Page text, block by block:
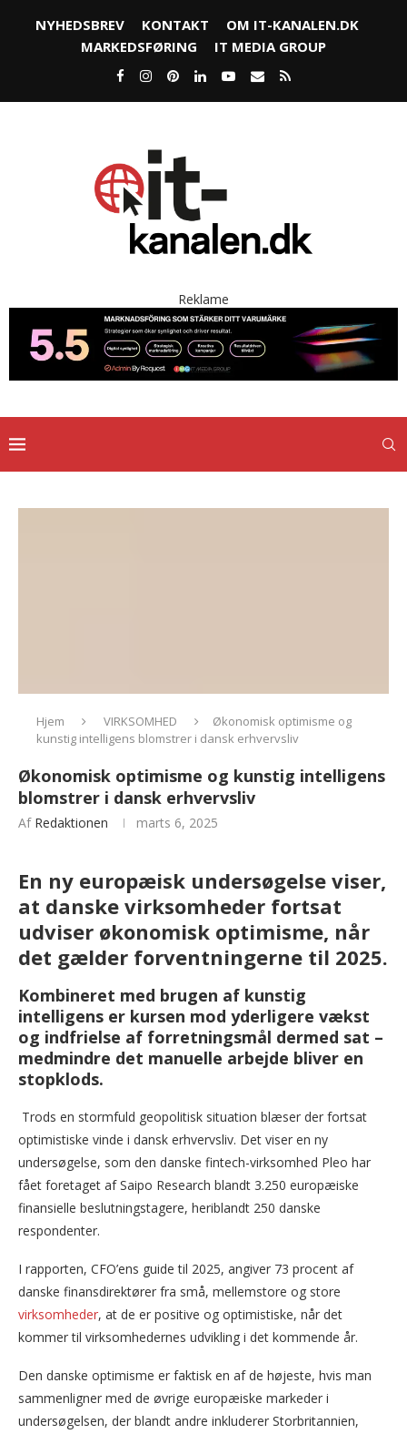
NYHEDSBREV KONTAKT
OM IT-KANALEN.DK
MARKEDSFØRING
IT MEDIA GROUP
Reklame
Hjem VIRKSOMHED
Økonomisk optimisme og
kunstig intelligens blomstrer i dansk erhvervsliv
Økonomisk optimisme og kunstig intelligens
blomstrer i dansk erhvervsliv
Af Redaktionen marts 6, 2025
En ny europæisk undersøgelse viser,
at danske virksomheder fortsat
udviser økonomisk optimisme, når
det gælder forventningerne til 2025.
Kombineret med brugen af kunstig
intelligens er kursen mod yderligere vækst
og indfrielse af forretningsmål dermed sat –
medmindre det manuelle arbejde bliver en
stopklods.
Trods en stormfuld geopolitisk situation blæser der fortsat
optimistiske vinde i dansk erhvervsliv. Det viser en ny
undersøgelse, som den danske fintech-virksomhed Pleo har
fået foretaget af Saipo Research blandt 3.250 europæiske
finansielle beslutningstagere, heriblandt 250 danske
respondenter.
I rapporten, CFO’ens guide til 2025, angiver 73 procent af
danske finansdirektører fra små, mellemstore og store
virksomheder, at de er positive og optimistiske, når det
kommer til virksomhedernes udvikling i det kommende år.
Den danske optimisme er faktisk en af de højeste, hvis man
sammenligner med de øvrige europæiske markeder i
undersøgelsen, der blandt andre inkluderer Storbritannien,